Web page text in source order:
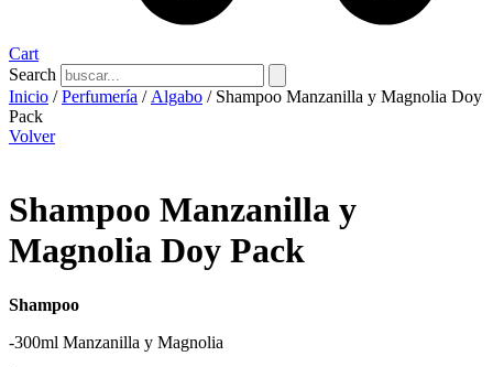
Cart
Search
Inicio /Perfumería / Algabo / Shampoo Manzanilla y Magnolia Doy
Pack
Volver
Shampoo Manzanilla y
Magnolia Doy Pack
Shampoo
-300ml Manzanilla y Magnolia